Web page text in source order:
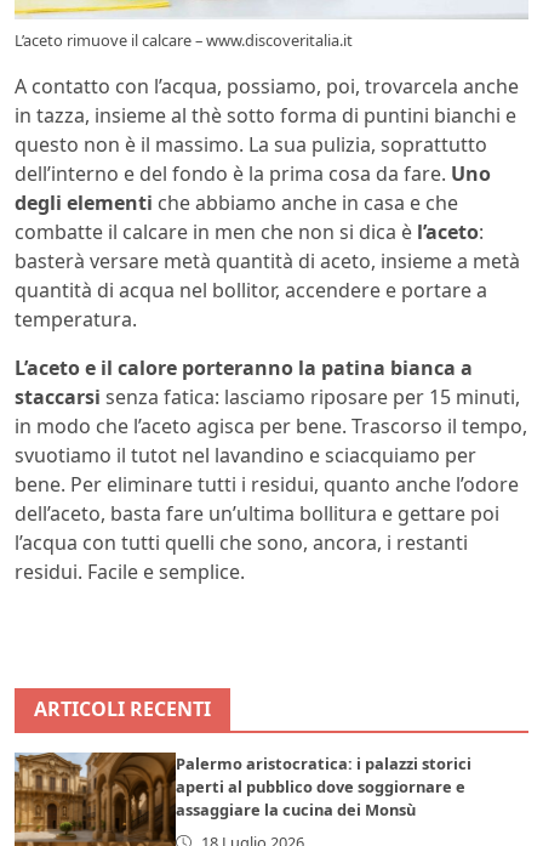
L’aceto rimuove il calcare – www.discoveritalia.it
A contatto con l’acqua, possiamo, poi, trovarcela anche
in tazza, insieme al thè sotto forma di puntini bianchi e
questo non è il massimo. La sua pulizia, soprattutto
dell’interno e del fondo è la prima cosa da fare. Uno
degli elementi che abbiamo anche in casa e che
combatte il calcare in men che non si dica è l’aceto:
basterà versare metà quantità di aceto, insieme a metà
quantità di acqua nel bollitor, accendere e portare a
temperatura.
L’aceto e il calore porteranno la patina bianca a
staccarsi senza fatica: lasciamo riposare per 15 minuti,
in modo che l’aceto agisca per bene. Trascorso il tempo,
svuotiamo il tutot nel lavandino e sciacquiamo per
bene. Per eliminare tutti i residui, quanto anche l’odore
dell’aceto, basta fare un’ultima bollitura e gettare poi
l’acqua con tutti quelli che sono, ancora, i restanti
residui. Facile e semplice.
ARTICOLI RECENTI
Palermo aristocratica: i palazzi storici
aperti al pubblico dove soggiornare e
assaggiare la cucina dei Monsù